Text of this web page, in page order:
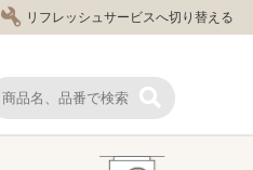
リフレッシュサービスへ切り替える